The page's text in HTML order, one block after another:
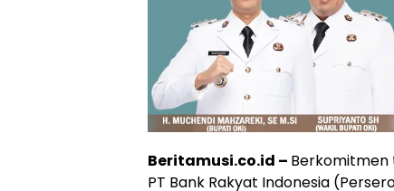
Beritamusi.co.id – Berkomitmen
PT Bank Rakyat Indonesia